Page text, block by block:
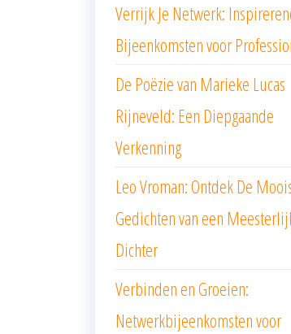
Verrijk Je Netwerk:
Bijeenkomsten voor
De Poëzie van Marieke Lucas
Rijneveld: Een Diepgaande
Verkenning
Leo Vroman: Ontdek De
Gedichten van een
Dichter
Verbinden en Groeien:
Netwerkbijeenkomsten voor